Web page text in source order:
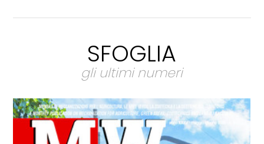
SFOGLIA
gli ultimi numeri